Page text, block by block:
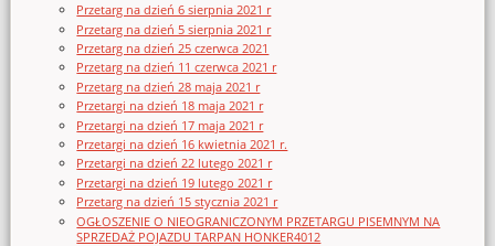
Przetarg na dzień 6 sierpnia 2021 r
Przetarg na dzień 5 sierpnia 2021 r
Przetarg na dzień 25 czerwca 2021
Przetarg na dzień 11 czerwca 2021 r
Przetarg na dzień 28 maja 2021 r
Przetargi na dzień 18 maja 2021 r
Przetargi na dzień 17 maja 2021 r
Przetargi na dzień 16 kwietnia 2021 r.
Przetargi na dzień 22 lutego 2021 r
Przetargi na dzień 19 lutego 2021 r
Przetarg na dzień 15 stycznia 2021 r
OGŁOSZENIE O NIEOGRANICZONYM PRZETARGU PISEMNYM NA
SPRZEDAŻ POJAZDU TARPAN HONKER4012